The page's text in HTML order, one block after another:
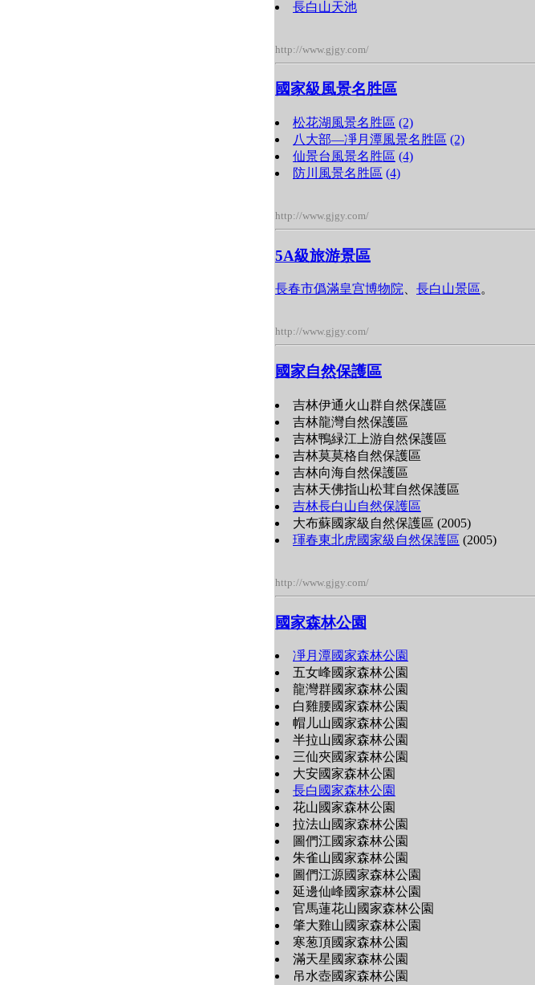
長白山天池
http://www.gjgy.com/
國家級風景名胜區
松花湖風景名胜區 (2)
八大部―凈月潭風景名胜區 (2)
仙景台風景名胜區 (4)
防川風景名胜區 (4)
http://www.gjgy.com/
5A級旅游景區
長春市僞滿皇宫博物院、 長白山景區。
http://www.gjgy.com/
國家自然保護區
吉林伊通火山群自然保護區
吉林龍灣自然保護區
吉林鴨緑江上游自然保護區
吉林莫莫格自然保護區
吉林向海自然保護區
吉林天佛指山松茸自然保護區
吉林長白山自然保護區
大布蘇國家級自然保護區 (2005)
琿春東北虎國家級自然保護區 (2005)
http://www.gjgy.com/
國家森林公園
凈月潭國家森林公園
五女峰國家森林公園
龍灣群國家森林公園
白雞腰國家森林公園
帽儿山國家森林公園
半拉山國家森林公園
三仙夾國家森林公園
大安國家森林公園
長白國家森林公園
花山國家森林公園
拉法山國家森林公園
圖們江國家森林公園
朱雀山國家森林公園
圖們江源國家森林公園
延邊仙峰國家森林公園
官馬蓮花山國家森林公園
肇大雞山國家森林公園
寒葱頂國家森林公園
滿天星國家森林公園
吊水壺國家森林公園